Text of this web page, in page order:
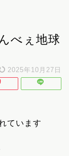
べぇ地球
2025年10月27日
ています